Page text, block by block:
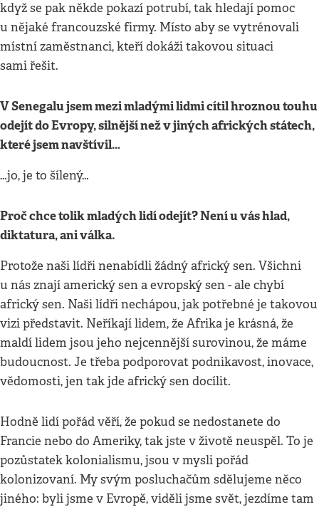
když se pak někde pokazí potrubí, tak hledají pomoc
u nějaké francouzské firmy. Místo aby se vytrénovali
místní zaměstnanci, kteří dokáži takovou situaci
sami řešit.
V Senegalu jsem mezi mladými lidmi cítil hroznou touhu
odejít do Evropy, silnější než v jiných afrických státech,
které jsem navštívil…
…jo, je to šílený…
Proč chce tolik mladých lidí odejít? Není u vás hlad,
diktatura, ani válka.
Protože naši lídři nenabídli žádný africký sen. Všichni
u nás znají americký sen a evropský sen - ale chybí
africký sen. Naši lídři nechápou, jak potřebné je takovou
vizi představit. Neříkají lidem, že Afrika je krásná, že
maldí lidem jsou jeho nejcennější surovinou, že máme
budoucnost. Je třeba podporovat podnikavost, inovace,
vědomosti, jen tak jde africký sen docílit.
Hodně lidí pořád věří, že pokud se nedostanete do
Francie nebo do Ameriky, tak jste v životě neuspěl. To je
pozůstatek kolonialismu, jsou v mysli pořád
kolonizovaní. My svým posluchačům sdělujeme něco
jiného: byli jsme v Evropě, viděli jsme svět, jezdíme tam